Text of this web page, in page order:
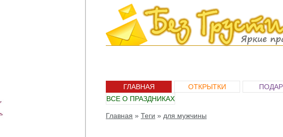
ГЛАВНАЯ ОТКРЫТКИ
ВСЕ О ПРАЗДНИКАХ
Главная » Теги » для мужчины